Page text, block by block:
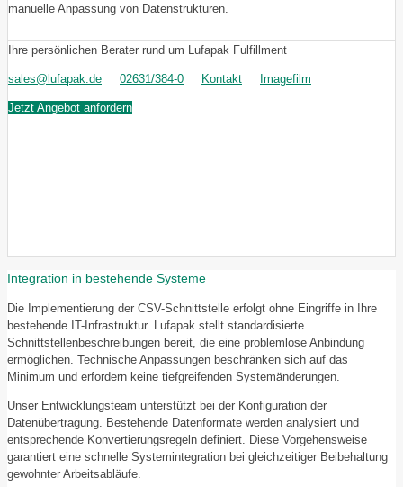
manuelle Anpassung von Datenstrukturen.
Ihre persönlichen Berater rund um Lufapak Fulfillment
sales@lufapak.de 02631/384-0 Kontakt Imagefilm
Jetzt Angebot anfordern
Integration in bestehende Systeme
Die Implementierung der CSV-Schnittstelle erfolgt ohne Eingriffe in Ihre
bestehende IT-Infrastruktur. Lufapak stellt standardisierte
Schnittstellenbeschreibungen bereit, die eine problemlose Anbindung
ermöglichen. Technische Anpassungen beschränken sich auf das
Minimum und erfordern keine tiefgreifenden Systemänderungen.
Unser Entwicklungsteam unterstützt bei der Konfiguration der
Datenübertragung. Bestehende Datenformate werden analysiert und
entsprechende Konvertierungsregeln definiert. Diese Vorgehensweise
garantiert eine schnelle Systemintegration bei gleichzeitiger Beibehaltung
gewohnter Arbeitsabläufe.